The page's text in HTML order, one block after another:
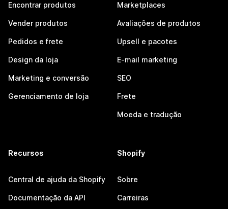
Encontrar produtos
Vender produtos
Pedidos e frete
Design da loja
Marketing e conversão
Gerenciamento de loja
Marketplaces
Avaliações de produtos
Upsell e pacotes
E-mail marketing
SEO
Frete
Moeda e tradução
Recursos
Central de ajuda da Shopify
Documentação da API
Shopify
Sobre
Carreiras